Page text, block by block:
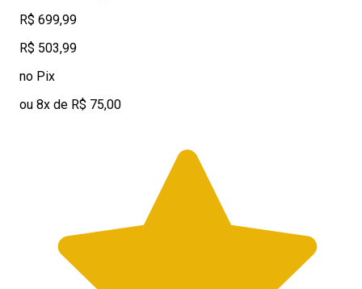
R$ 699,99
R$ 503,99
no Pix
ou 8x de R$ 75,00